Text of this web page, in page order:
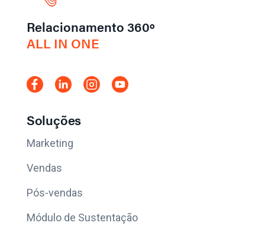
Relacionamento 360º
ALL IN ONE
Soluções
Marketing
Vendas
Pós-vendas
Módulo de Sustentação